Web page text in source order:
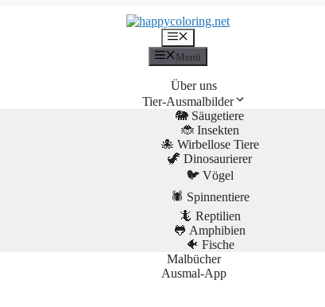
Menü
Über uns
Tier-Ausmalbilder
🐘 Säugetiere
🐞 Insekten
🐙 Wirbellose Tiere
🦖 Dinosaurierer
🐦 Vögel
🕷️ Spinnentiere
🦎 Reptilien
🐸 Amphibien
🐠 Fische
Malbücher
Ausmal-App